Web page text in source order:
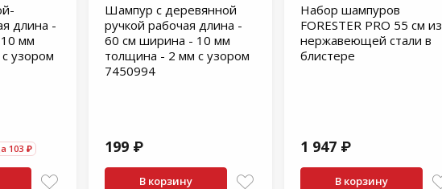
длина -
мм
узором
103 ₽
Шампур с деревянной
ручкой рабочая длина -
60 см ширина - 10 мм
толщина - 2 мм с узором
7450994
199 ₽
В корзину
Набор шампуров
FORESTER PRO 55 см из
нержавеющей стали в
блистере
1 947 ₽
В корзину